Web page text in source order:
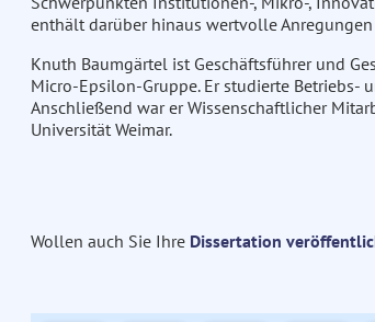
enthält darüber hinaus wertvolle
Knuth Baumgärtel ist Geschäftsführer und
Micro-Epsilon-Gruppe. Er studierte Betriebs-
Anschließend war er Wissenschaftlicher
Universität Weimar.
Wollen auch Sie Ihre Dissertation